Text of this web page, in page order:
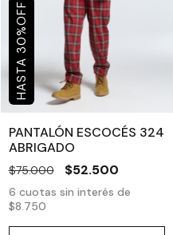
30
%
OFF
PANTALÓN ESCOCÉS 324
ABRIGADO
$75.000 $52.500
6 cuotas sin interés de
$8.750